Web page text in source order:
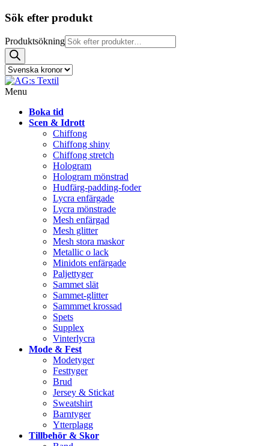
Sök efter produkt
Produktsökning
Menu
Boka tid
Scen & Idrott
Chiffong
Chiffong shiny
Chiffong stretch
Hologram
Hologram mönstrad
Hudfärg-padding-foder
Lycra enfärgade
Lycra mönstrade
Mesh enfärgad
Mesh glitter
Mesh stora maskor
Metallic o lack
Minidots enfärgade
Paljettyger
Sammet slät
Sammet-glitter
Sammmet krossad
Spets
Supplex
Vinterlycra
Mode & Fest
Modetyger
Festtyger
Brud
Jersey & Stickat
Sweatshirt
Barntyger
Ytterplagg
Tillbehör & Skor